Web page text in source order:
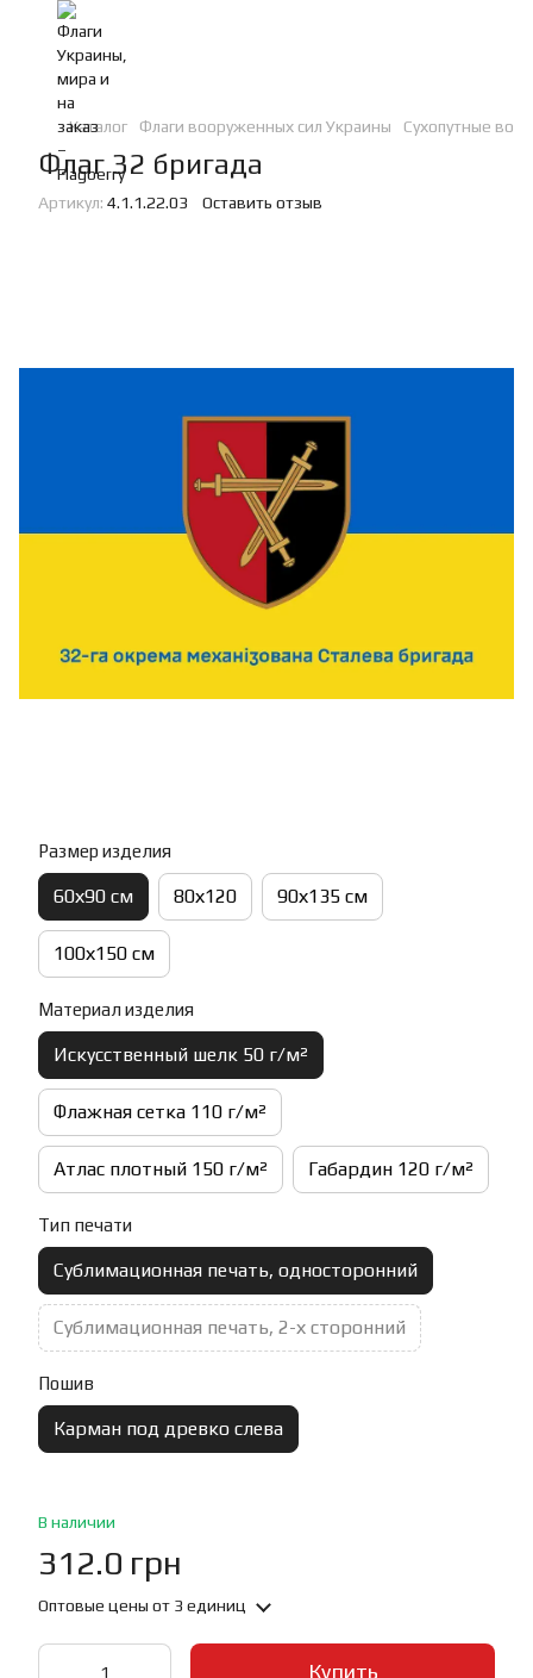
Каталог Флаги вооруженных сил Украины Сухопутные
Флаг 32 бригада
Артикул: 4.1.1.22.03 Оставить отзыв
Размер изделия
60х90 см 80х120 90х135 см
100х150 см
Материал изделия
Искусственный шелк 50 г/м²
Флажная сетка 110 г/м²
Атлас плотный 150 г/м² Габардин 120 г/м²
Тип печати
Сублимационная печать, односторонний
Сублимационная печать, 2-х сторонний
Пошив
Карман под древко слева
В наличии
312.0 грн
Оптовые цены от 3 единиц
Купить